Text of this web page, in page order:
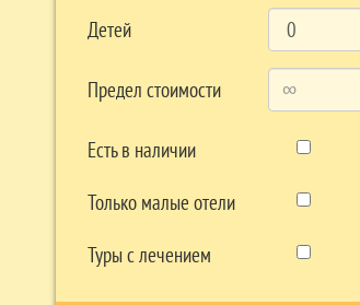
Детей
Предел стоимости
Есть в наличии
Только малые отели
Туры с лечением